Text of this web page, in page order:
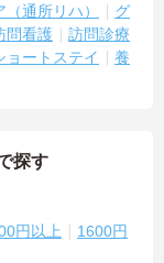
通所リハ）
グ
問看護
訪問診療
ョートステイ
養
探す
円以上
1600円